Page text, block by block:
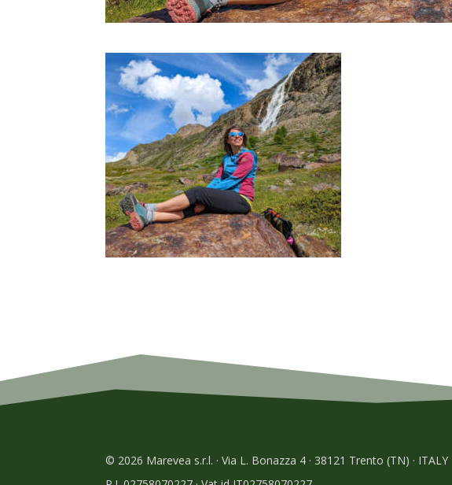
© 2026 Marevea s.r.l. · Via L. Bonazza 4 · 38121 Trento (TN) · ITALY